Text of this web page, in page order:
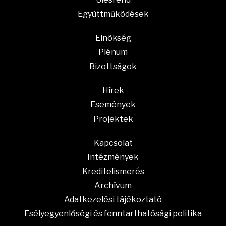
Együttműködések
Elnökség
Plénum
Bizottságok
Hírek
Események
Projektek
Kapcsolat
Intézmények
Kreditelismerés
Archívum
Adatkezelési tájékoztató
Esélyegyenlőségi és fenntarthatósági politika